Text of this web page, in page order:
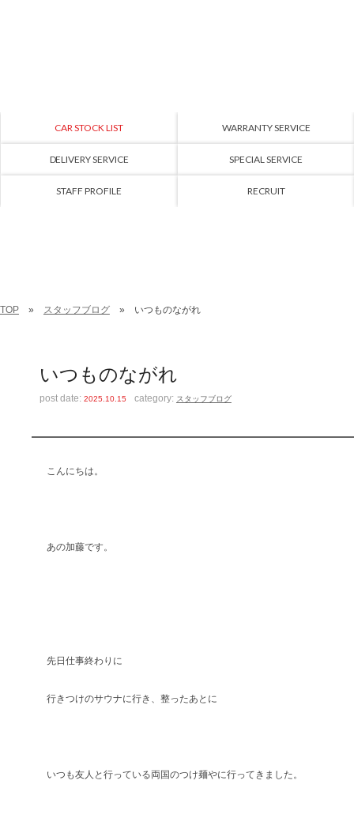
CAR STOCK LIST WARRANTY SERVICE
DELIVERY SERVICE SPECIAL SERVICE
STAFF PROFILE RECRUIT
TOP スタッフブログ いつものながれ
いつものながれ
post date:2025.10.15 category: スタッフブログ
こんにちは。
あの加藤です。
先日仕事終わりに
行きつけのサウナに行き、整ったあとに
いつも友人と行っている両国のつけ麺やに行ってきました。